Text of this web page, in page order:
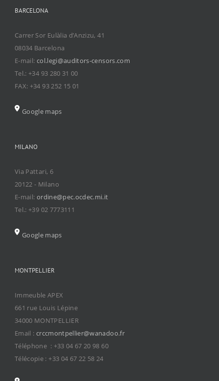
BARCELONA
Carrer Sor Eulàlia d’Anzizu, 41
08034 Barcelona
E-mail: col.legi@auditors-censors.com
Tel.: +34 93 280 31 00
FAX: +34 93 252 15 01
Google maps
MILANO
Via Pattari, 6
20122 - Milano
E-mail: ordine@pec.ocdec.mi.it
Tel.: +39 02 7773111
Google maps
MONTPELLIER
Immeuble APEX
661 rue Louis Lépine
34000 MONTPELLIER
Email : crccmontpellier@wanadoo.fr
Téléphone : +33 04 67 20 98 60
Télécopie : +33 04 67 22 58 24